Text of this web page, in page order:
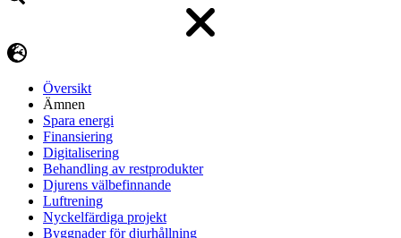
Översikt
Ämnen
Spara energi
Finansiering
Digitalisering
Behandling av restprodukter
Djurens välbefinnande
Luftrening
Nyckelfärdiga projekt
Byggnader för djurhållning